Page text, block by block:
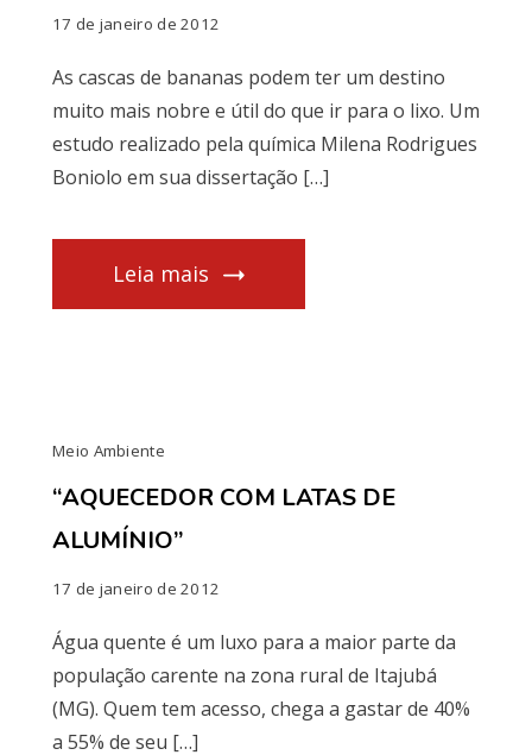
17 de janeiro de 2012
As cascas de bananas podem ter um destino
muito mais nobre e útil do que ir para o lixo. Um
estudo realizado pela química Milena Rodrigues
Boniolo em sua dissertação […]
Leia mais
Meio Ambiente
“AQUECEDOR COM LATAS DE
ALUMÍNIO”
17 de janeiro de 2012
Água quente é um luxo para a maior parte da
população carente na zona rural de Itajubá
(MG). Quem tem acesso, chega a gastar de 40%
a 55% de seu […]